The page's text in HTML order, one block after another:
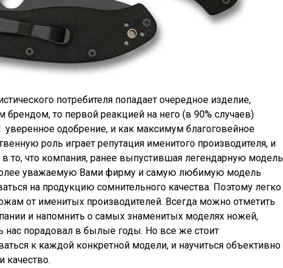
потребителя попадает очередное изделие,
то первой реакцией на него (в 90% случаев)
уверенное одобрение, и как максимум благоговейное
роль играет репутация именитого производителя, и
в то, что компания, ранее выпустившая легендарную модель
уважаемую Вами фирму и самую любимую модель
на продукцию сомнительного качества. Поэтому легко
от именитых производителей. Всегда можно отметить
и напомнить о самых знаменитых моделях ножей,
нас порадовал в былые годы. Но все же стоит
к каждой конкретной модели, и научиться объективно
качество.